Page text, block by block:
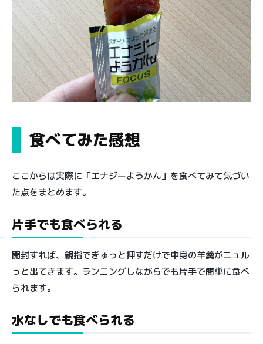
食べてみた感想
ここからは実際に「エナジーようかん」を食べてみて気づい
た点をまとめます。
片手でも食べられる
開封すれば、親指でぎゅっと押すだけで中身の羊羹がニュル
っと出てきます。ランニングしながらでも片手で簡単に食べ
られます。
水なしでも食べられる